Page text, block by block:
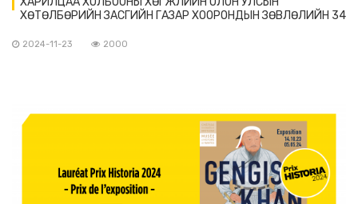
ХӨТӨЛБӨРИЙН ЗАСГИЙН ГАЗАР ХООРОНДЫН ЗӨВЛӨЛИЙН 34
2024-11-23 2000